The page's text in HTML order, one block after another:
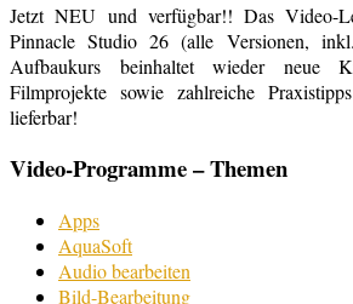
Jetzt NEU und verfügbar!! Das Video-
Pinnacle Studio 26 (alle Versionen,
Aufbaukurs beinhaltet wieder neue
Filmprojekte sowie zahlreiche
lieferbar!
Video-Programme – Themen
Apps
AquaSoft
Audio bearbeiten
Bild-Bearbeitung